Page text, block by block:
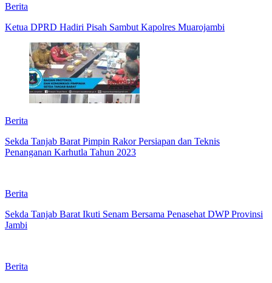
Berita
Ketua DPRD Hadiri Pisah Sambut Kapolres Muarojambi
Berita
Sekda Tanjab Barat Pimpin Rakor Persiapan dan Teknis
Penanganan Karhutla Tahun 2023
Berita
Sekda Tanjab Barat Ikuti Senam Bersama Penasehat DWP Provinsi
Jambi
Berita